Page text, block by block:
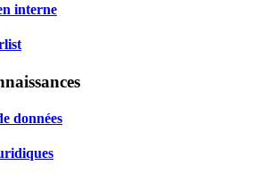
interne
données